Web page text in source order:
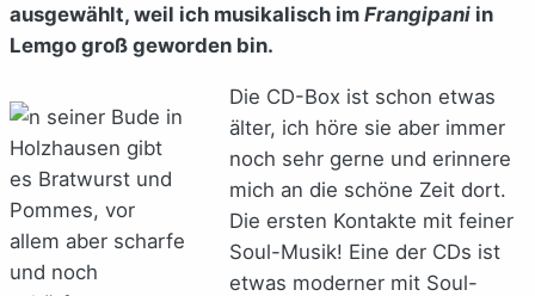
ausgewählt, weil ich musikalisch im Frangipani in
Lemgo groß geworden bin.
Die CD-Box ist schon etwas
älter, ich höre sie aber immer
noch sehr gerne und erinnere
mich an die schöne Zeit dort.
Die ersten Kontakte mit feiner
Soul-Musik! Eine der CDs ist
etwas moderner mit Soul-